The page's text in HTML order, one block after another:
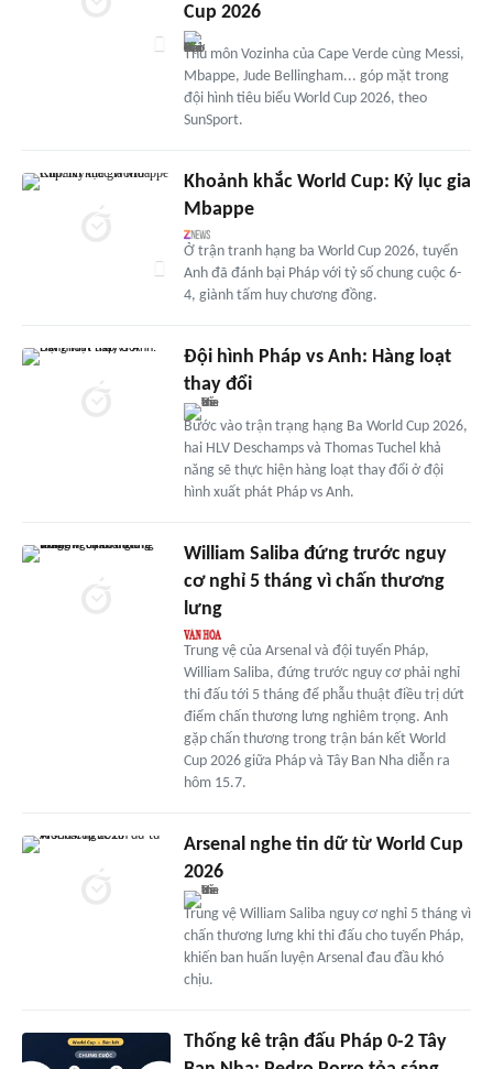
Cup 2026
Thủ môn Vozinha của Cape Verde cùng Messi,
Mbappe, Jude Bellingham... góp mặt trong
đội hình tiêu biểu World Cup 2026, theo
SunSport.
Khoảnh khắc World Cup: Kỷ lục gia
Mbappe
Ở trận tranh hạng ba World Cup 2026, tuyển
Anh đã đánh bại Pháp với tỷ số chung cuộc 6-
4, giành tấm huy chương đồng.
Đội hình Pháp vs Anh: Hàng loạt
thay đổi
Bước vào trận trạng hạng Ba World Cup 2026,
hai HLV Deschamps và Thomas Tuchel khả
năng sẽ thực hiện hàng loạt thay đổi ở đội
hình xuất phát Pháp vs Anh.
William Saliba đứng trước nguy
cơ nghỉ 5 tháng vì chấn thương
lưng
Trung vệ của Arsenal và đội tuyển Pháp,
William Saliba, đứng trước nguy cơ phải nghỉ
thi đấu tới 5 tháng để phẫu thuật điều trị dứt
điểm chấn thương lưng nghiêm trọng. Anh
gặp chấn thương trong trận bán kết World
Cup 2026 giữa Pháp và Tây Ban Nha diễn ra
hôm 15.7.
Arsenal nghe tin dữ từ World Cup
2026
Trung vệ William Saliba nguy cơ nghỉ 5 tháng vì
chấn thương lưng khi thi đấu cho tuyển Pháp,
khiến ban huấn luyện Arsenal đau đầu khó
chịu.
Thống kê trận đấu Pháp 0-2 Tây